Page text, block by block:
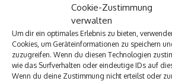
Cookie-Zustimmung
verwalten
Um dir ein optimales Erlebnis zu bieten,
Cookies, um Geräteinformationen zu speichern
zuzugreifen. Wenn du diesen Technologien
wie das Surfverhalten oder eindeutige IDs auf
Wenn du deine Zustimmung nicht erteilst oder